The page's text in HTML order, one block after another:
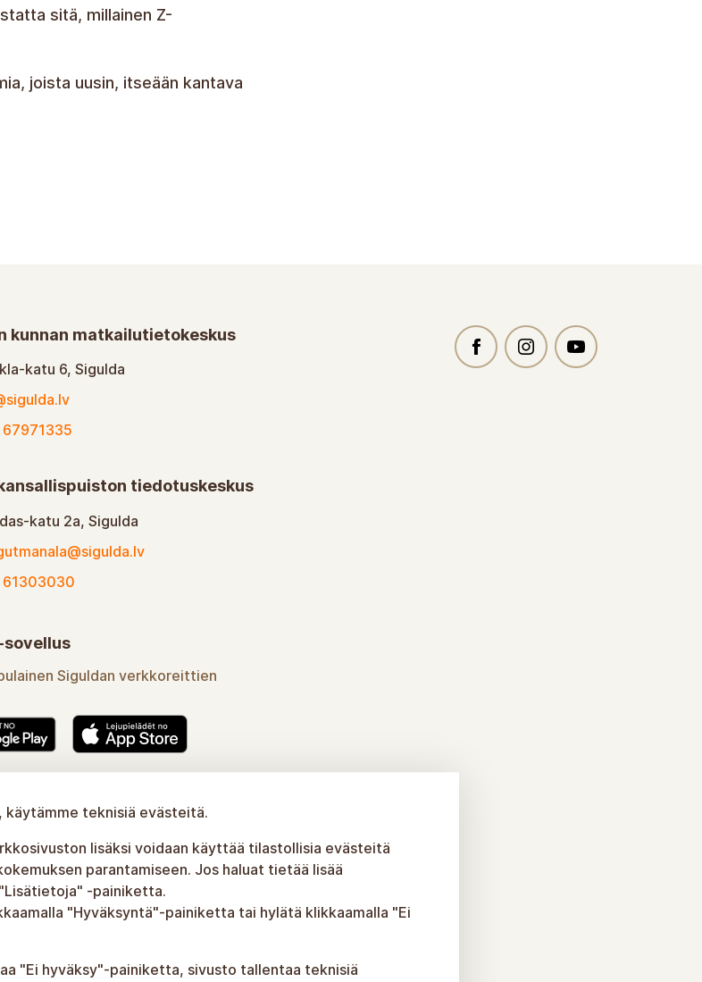
sitä, millainen Z-
joista uusin, itseään kantava
kunnan matkailutietokeskus
katu 6, Sigulda
67971335
tiedotuskeskus
katu 2a, Sigulda
61303030
Siguldan verkkoreittien
teknisiä evästeitä.
lisäksi voidaan käyttää tilastollisia evästeitä
parantamiseen. Jos haluat tietää lisää
-painiketta.
"Hyväksyntä"-painiketta tai hylätä klikkaamalla "Ei
"Ei hyväksy"-painiketta, sivusto tallentaa teknisiä